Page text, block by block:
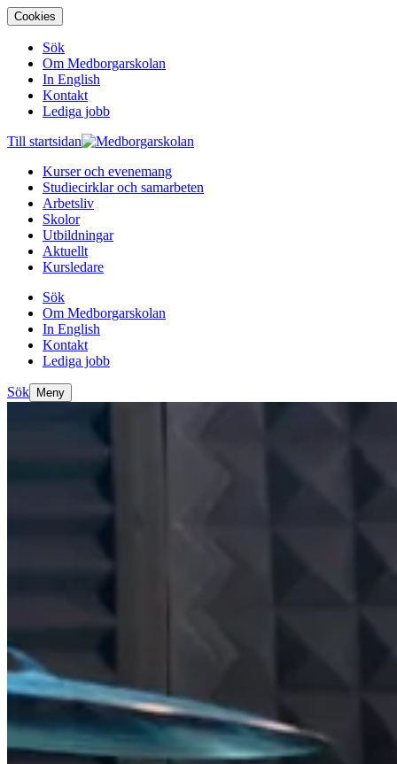
Cookies
Sök
Om Medborgarskolan
In English
Kontakt
Lediga jobb
Till startsidan
Kurser och evenemang
Studiecirklar och samarbeten
Arbetsliv
Skolor
Utbildningar
Aktuellt
Kursledare
Sök
Om Medborgarskolan
In English
Kontakt
Lediga jobb
Sök Meny